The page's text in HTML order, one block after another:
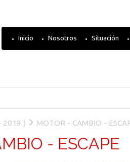
Inicio Nosotros Situación
2019 ) MOTOR - CAMBIO -
- ESCAPE